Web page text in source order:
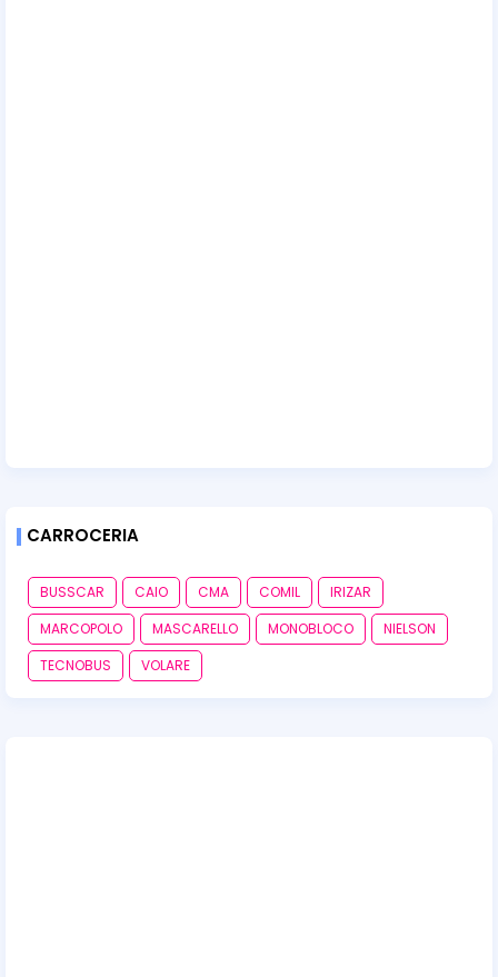
CARROCERIA
BUSSCAR CAIO CMA COMIL
IRIZAR
MARCOPOLO
MASCARELLO MONOBLOCO
NIELSON
TECNOBUS
VOLARE